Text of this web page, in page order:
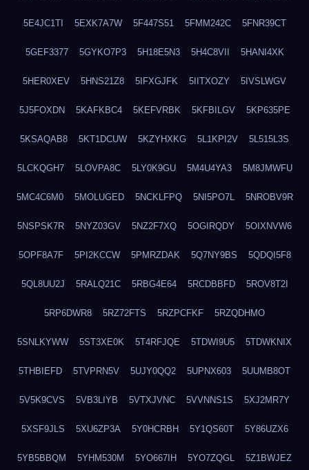
5E4JC1TI 5EXK7A7W 5F447S51 5FMM242C 5FNR39CT
5GEF3377 5GYKO7P3 5H18E5N3 5H4C8VII 5HANI4XK
5HER0XEV 5HNS21Z8 5IFXGJFK 5IITXOZY 5IVSLWGV
5J5FOXDN 5KAFKBC4 5KEFVRBK 5KFBILGV 5KP635PE
5KSAQAB8 5KT1DCUW 5KZYHXKG 5L1KPI2V 5L515L3S
5LCKQGH7 5LOVPA8C 5LY0K9GU 5M4U4YA3 5M8JMWFU
5MC4C6M0 5MOLUGED 5NCKLFPQ 5NI5PO7L 5NROBV9R
5NSPSK7R 5NYZ03GV 5NZ2F7XQ 5OGIRQDY 5OIXNVW6
5OPF8A7F 5PI2KCCW 5PMRZDAK 5Q7NY9BS 5QDQI5F8
5QL8UU2J 5RALQ21C 5RBG4E64 5RCDBBFD 5ROV8T2I
5RP6DWR8 5RZ72FTS 5RZPCFKF 5RZQDHMO
5SNLKYWW 5ST3XE0K 5T4RFJQE 5TDWI9U5 5TDWKNIX
5THBIEFD 5TVPRN5V 5UJY0QQ2 5UPNX603 5UUMB8OT
5V5K9CVS 5VB3LIYB 5VTXJVNC 5VVNNS1S 5XJ2MR7Y
5XSF9JLS 5XU6ZP3A 5Y0HCRBH 5Y1QS60T 5Y86UZX6
5YB5BBQM 5YHM530M 5YO667IH 5YO7ZQGL 5Z1BWJEZ